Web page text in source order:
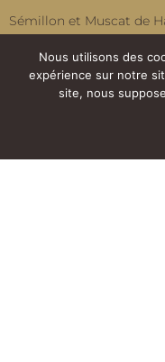
Sémillon et Muscat de
Nos conseils :
Vous le savourerez en
dessert ou d’un
Nous utilisons des
expérience sur notre
site, nous